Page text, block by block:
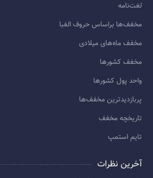
لغت‌نامه
مخفف‌ها براساس حروف الفبا
مخفف ماه‌های میلادی
مخفف کشورها
واحد پول کشورها
پربازديدترين مخفف‌ها
تاريخچه مخفف
تایم استمپ
آخرین نظرات